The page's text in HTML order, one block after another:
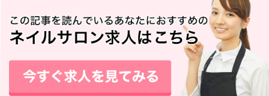
撮影データをもらえる場合、自分でプリントアウトして複
ぜひプロにお願いしてあなたの魅力を引き出す「奇跡の一
枚」を撮って下さい！